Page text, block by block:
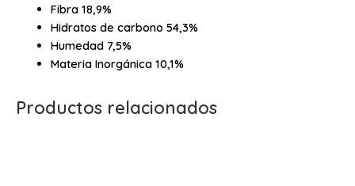
Fibra 18,9%
Hidratos de carbono 54,3%
Humedad 7,5%
Materia Inorgánica 10,1%
Productos relacionados